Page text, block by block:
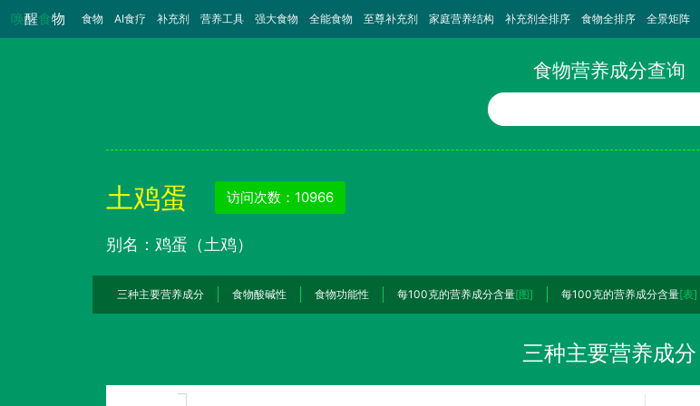
唤醒食物 食物 （当前）
AI食疗 补充剂 营养工具 强大食物 全能食物 至尊补充剂 家庭营养结构 补充剂全排序 食物全排序 全景矩阵
食物营养成分查询
食物名称
土鸡蛋 访问次数：10966
别名：鸡蛋（土鸡）
三种主要营养成分 食物酸碱性 食物功能性 每100克的营养成分含量[图] 每100克的营养成分含量[表]
三种主要营养成分